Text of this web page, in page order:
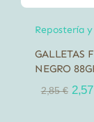
Repostería
GALLETAS
NEGRO
2,85€ El
2,57